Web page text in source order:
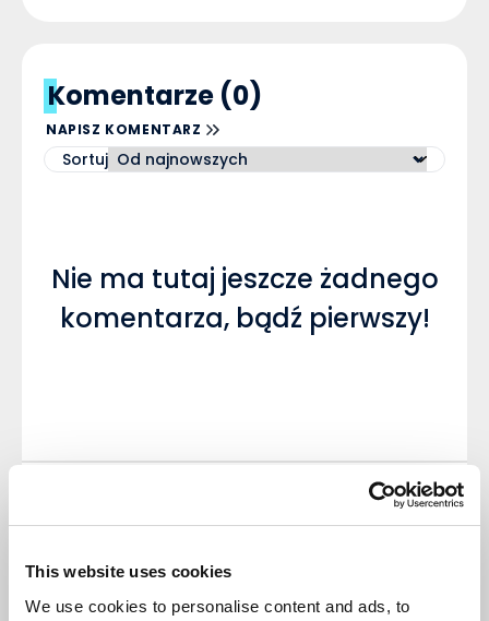
This website uses cookies
We use cookies to personalise content and ads, to
Komentarze (0)
NAPISZ KOMENTARZ
Sortuj
Nie ma tutaj jeszcze żadnego
komentarza, bądź pierwszy!